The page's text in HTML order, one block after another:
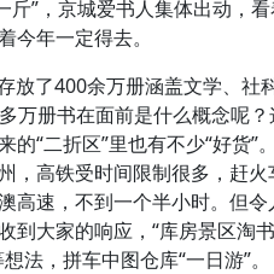
斤”，京城爱书人集体出动，
年一定得去。
了400余万册涵盖文学、社科
万册书在面前是什么概念呢？
“二折区”里也有不少“好货”
高铁受时间限制很多，赶火
高速，不到一个半小时。但令
到大家的响应，“库房景区淘书
法，拼车中图仓库“一日游”。